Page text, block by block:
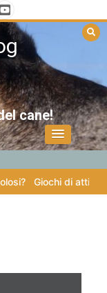
cane!
di attivazione